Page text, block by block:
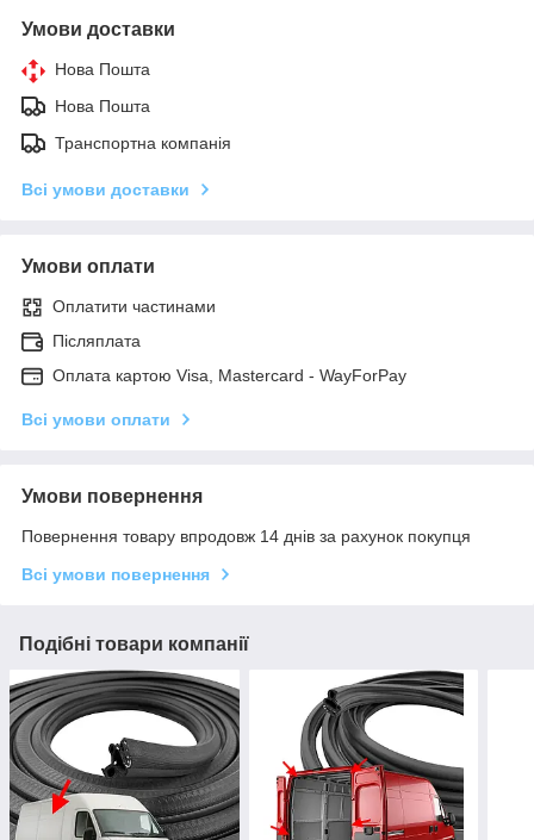
Умови доставки
Нова Пошта
Нова Пошта
Транспортна компанія
Всі умови доставки
Умови оплати
Оплатити частинами
Післяплата
Оплата картою Visa, Mastercard - WayForPay
Всі умови оплати
Умови повернення
Повернення товару впродовж 14 днів за рахунок покупця
Всі умови повернення
Подібні товари компанії